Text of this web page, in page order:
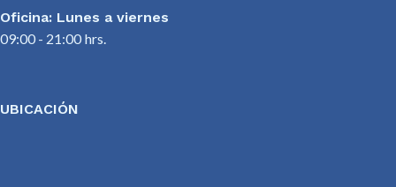
Oficina: Lunes a viernes
09:00 - 21:00 hrs.
UBICACIÓN